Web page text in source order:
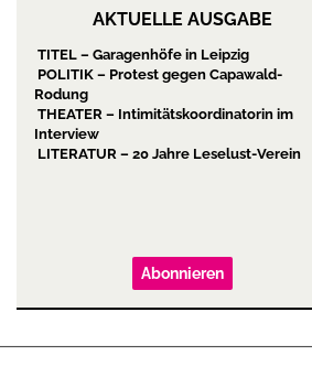
AKTUELLE AUSGABE
TITEL – Garagenhöfe in Leipzig
POLITIK – Protest gegen Capawald-
Rodung
THEATER – Intimitätskoordinatorin im
Interview
LITERATUR – 20 Jahre Leselust-Verein
Abonnieren